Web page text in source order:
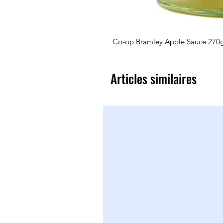
Co-op Bramley Apple Sauce
Articles similaires